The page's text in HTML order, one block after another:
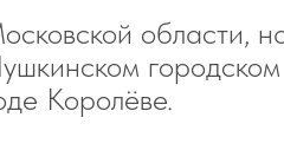
области,
городском
Королёве.